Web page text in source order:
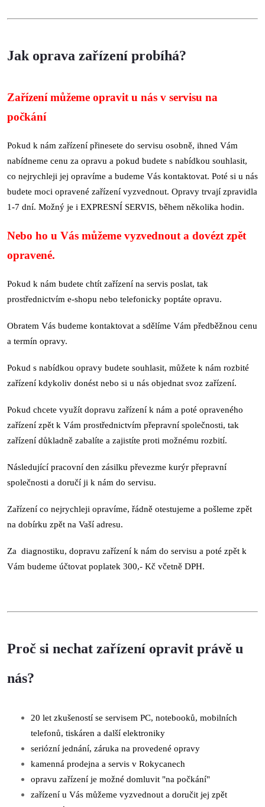
Jak oprava zařízení probíhá?
Zařízení můžeme opravit u nás v servisu na
počkání
Pokud k nám zařízení přinesete do servisu osobně, ihned Vám
nabídneme cenu za opravu a pokud budete s nabídkou souhlasit,
co nejrychleji jej opravíme a budeme Vás kontaktovat. Poté si u nás
budete moci opravené zařízení vyzvednout. Opravy trvají zpravidla
1-7 dní. Možný je i EXPRESNÍ SERVIS, během několika hodin.
Nebo ho u Vás můžeme vyzvednout a dovézt zpět
opravené.
Pokud k nám budete chtít zařízení na servis poslat, tak
prostřednictvím e-shopu nebo telefonicky poptáte opravu.
Obratem Vás budeme kontaktovat a sdělíme Vám předběžnou cenu
a termín opravy.
Pokud s nabídkou opravy budete souhlasit, můžete k nám rozbité
zařízení kdykoliv donést nebo si u nás objednat svoz zařízení.
Pokud chcete využít dopravu zařízení k nám a poté opraveného
zařízení zpět k Vám prostřednictvím přepravní společnosti, tak
zařízení důkladně zabalíte a zajistíte proti možnému rozbití.
Následující pracovní den zásilku převezme kurýr přepravní
společnosti a doručí ji k nám do servisu.
Zařízení co nejrychleji opravíme, řádně otestujeme a pošleme zpět
na dobírku zpět na Vaší adresu.
Za diagnostiku, dopravu zařízení k nám do servisu a poté zpět k
Vám budeme účtovat poplatek 300,- Kč včetně DPH.
Proč si nechat zařízení opravit právě u
nás?
20 let zkušeností se servisem PC, notebooků, mobilních
telefonů, tiskáren a další elektroniky
seriózní jednání, záruka na provedené opravy
kamenná prodejna a servis v Rokycanech
opravu zařízení je možné domluvit "na počkání"
zařízení u Vás můžeme vyzvednout a doručit jej zpět